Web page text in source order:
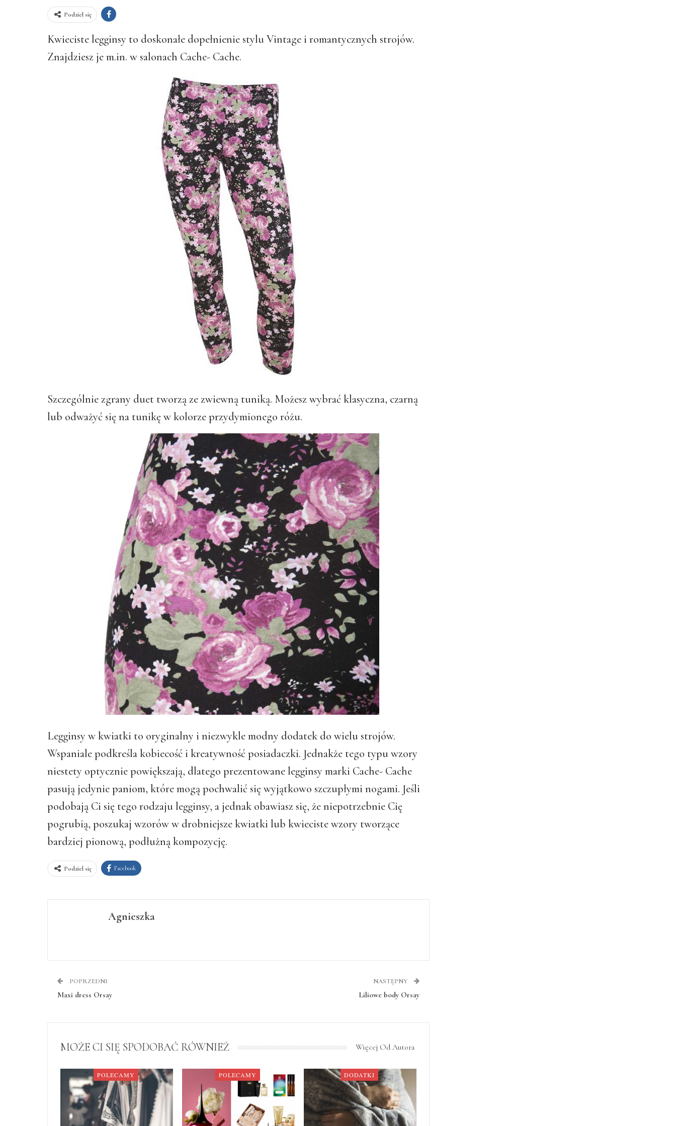
Podziel się
Kwieciste legginsy to doskonałe dopełnienie stylu Vintage i romantycznych strojów.
Znajdziesz je m.in. w salonach Cache- Cache.
Szczególnie zgrany duet tworzą ze zwiewną tuniką. Możesz wybrać klasyczna, czarną
lub odważyć się na tunikę w kolorze przydymionego różu.
Legginsy w kwiatki to oryginalny i niezwykle modny dodatek do wielu strojów.
Wspaniale podkreśla kobiecość i kreatywność posiadaczki. Jednakże tego typu wzory
niestety optycznie powiększają, dlatego prezentowane legginsy marki Cache- Cache
pasują jedynie paniom, które mogą pochwalić się wyjątkowo szczupłymi nogami. Jeśli
podobają Ci się tego rodzaju legginsy, a jednak obawiasz się, że niepotrzebnie Cię
pogrubią, poszukaj wzorów w drobniejsze kwiatki lub kwieciste wzory tworzące
bardziej pionową, podłużną kompozycję.
Podziel się Facebook
Agnieszka
POPRZEDNI
Maxi dress Orsay
NASTĘPNY
Liliowe body Orsay
MOŻE CI SIĘ SPODOBAĆ RÓWNIEŻ Więcej Od Autora
POLECAMY POLECAMY DODATKI